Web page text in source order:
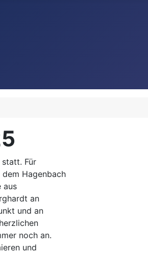
Für
Hagenbach
aus
an
und an
noch an.
und